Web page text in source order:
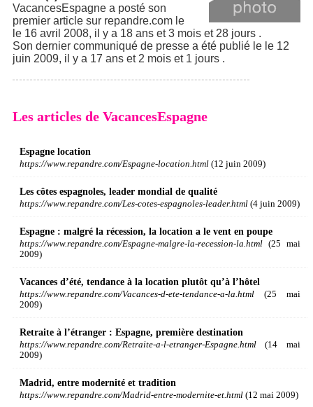
VacancesEspagne a posté son
premier article sur repandre.com le
le 16 avril 2008, il y a 18 ans et 3 mois et 28 jours .
Son dernier communiqué de presse a été publié le le 12
juin 2009, il y a 17 ans et 2 mois et 1 jours .
Les articles de VacancesEspagne
Espagne location
https://www.repandre.com/Espagne-location.html (12 juin 2009)
Les côtes espagnoles, leader mondial de qualité
https://www.repandre.com/Les-cotes-espagnoles-leader.html (4 juin 2009)
Espagne : malgré la récession, la location a le vent en poupe
https://www.repandre.com/Espagne-malgre-la-recession-la.html (25 mai
2009)
Vacances d’été, tendance à la location plutôt qu’à l’hôtel
https://www.repandre.com/Vacances-d-ete-tendance-a-la.html (25 mai
2009)
Retraite à l’étranger : Espagne, première destination
https://www.repandre.com/Retraite-a-l-etranger-Espagne.html (14 mai
2009)
Madrid, entre modernité et tradition
https://www.repandre.com/Madrid-entre-modernite-et.html (12 mai 2009)